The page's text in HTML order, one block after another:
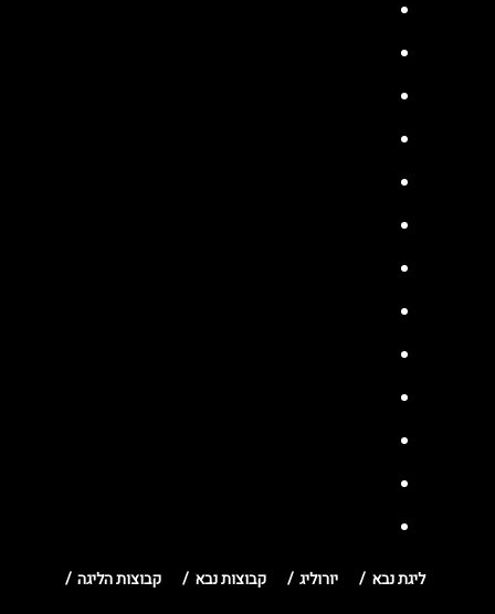
ליגת נבא יורוליג קבוצות נבא
קבוצות הליגה